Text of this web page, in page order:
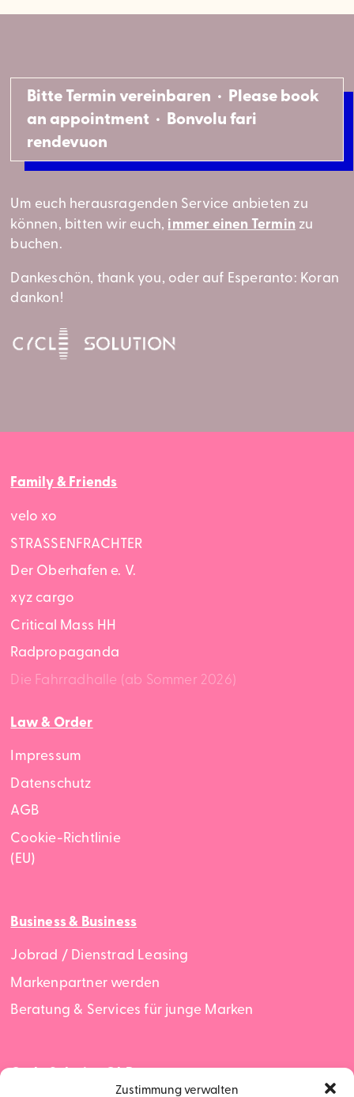
Zustimmung verwalten
Bitte Termin vereinbaren · Please book
an appointment · Bonvolu fari
rendevuon
Um euch herausragenden Service anbieten zu
können, bitten wir euch, immer einen Termin zu
buchen.
Dankeschön, thank you, oder auf Esperanto: Koran
dankon!
Family & Friends
velo xo
STRASSENFRACHTER
Der Oberhafen e. V.
xyz cargo
Critical Mass HH
Radpropaganda
Die Fahrradhalle (ab Sommer 2026)
Law & Order
Impressum
Datenschutz
AGB
Cookie-Richtlinie
(EU)
Business & Business
Jobrad / Dienstrad Leasing
Markenpartner werden
Beratung & Services für junge Marken
Cycle Solution GbR